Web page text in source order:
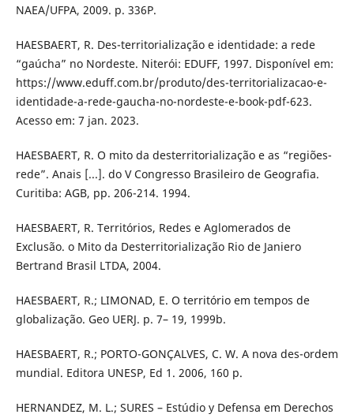
NAEA/UFPA, 2009. p. 336P.
HAESBAERT, R. Des-territorialização e identidade: a rede
“gaúcha” no Nordeste. Niterói: EDUFF, 1997. Disponível em:
https://www.eduff.com.br/produto/des-territorializacao-e-
identidade-a-rede-gaucha-no-nordeste-e-book-pdf-623.
Acesso em: 7 jan. 2023.
HAESBAERT, R. O mito da desterritorialização e as “regiões-
rede”. Anais [...]. do V Congresso Brasileiro de Geografia.
Curitiba: AGB, pp. 206-214. 1994.
HAESBAERT, R. Territórios, Redes e Aglomerados de
Exclusão. o Mito da Desterritorialização Rio de Janiero
Bertrand Brasil LTDA, 2004.
HAESBAERT, R.; LIMONAD, E. O território em tempos de
globalização. Geo UERJ. p. 7– 19, 1999b.
HAESBAERT, R.; PORTO-GONÇALVES, C. W. A nova des-ordem
mundial. Editora UNESP, Ed 1. 2006, 160 p.
HERNANDEZ, M. L.; SURES – Estúdio y Defensa em Derechos